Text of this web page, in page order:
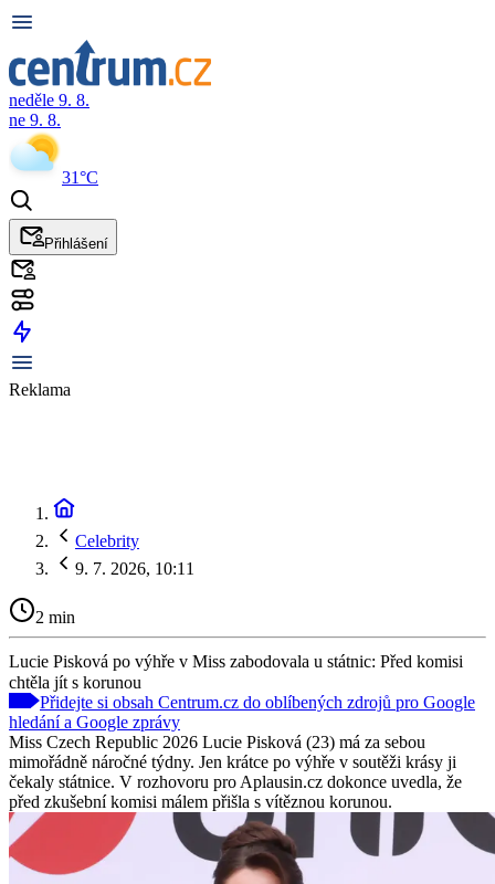
neděle 9. 8.
ne 9. 8.
31°C
Přihlášení
Reklama
Celebrity
9. 7. 2026, 10:11
2 min
Lucie Pisková po výhře v Miss zabodovala u státnic: Před komisi
chtěla jít s korunou
Přidejte si obsah Centrum.cz do oblíbených zdrojů pro Google
hledání a Google zprávy
Miss Czech Republic 2026 Lucie Pisková (23) má za sebou
mimořádně náročné týdny. Jen krátce po výhře v soutěži krásy ji
čekaly státnice. V rozhovoru pro Aplausin.cz dokonce uvedla, že
před zkušební komisi málem přišla s vítěznou korunou.